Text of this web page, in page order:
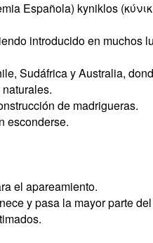
Española) kyniklos
introducido en muchos
Sudáfrica y Australia,
de madrigueras.
esconderse.
el apareamiento.
y pasa la mayor parte